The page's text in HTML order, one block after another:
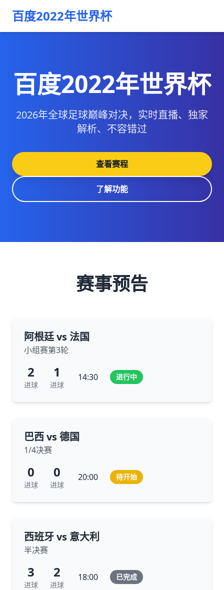
百度2022年世界杯
百度2022年世界杯
2026年全球足球巅峰对决，实时直播、独家
解析、不容错过
查看赛程
了解功能
赛事预告
阿根廷 vs 法国
小组赛第3轮
2
进球
1
进球
14:30 进行中
巴西 vs 德国
1/4决赛
0
进球
0
进球
20:00 待开始
西班牙 vs 意大利
半决赛
3
进球
2
进球
18:00 已完成